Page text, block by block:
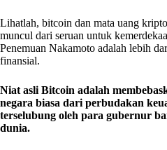
Lihatlah, bitcoin dan mata uang
muncul dari seruan untuk
Penemuan Nakamoto adalah lebih
finansial.
Niat asli Bitcoin adalah
negara biasa dari perbudakan
terselubung oleh para gubernur
dunia.